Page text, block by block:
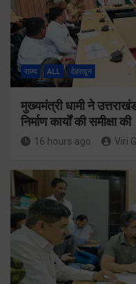
राज्य ALL देहरादून
मुख्यमंत्री धामी ने
निर्माण कार्यों की समीक्षा की
16 hours ago Viri